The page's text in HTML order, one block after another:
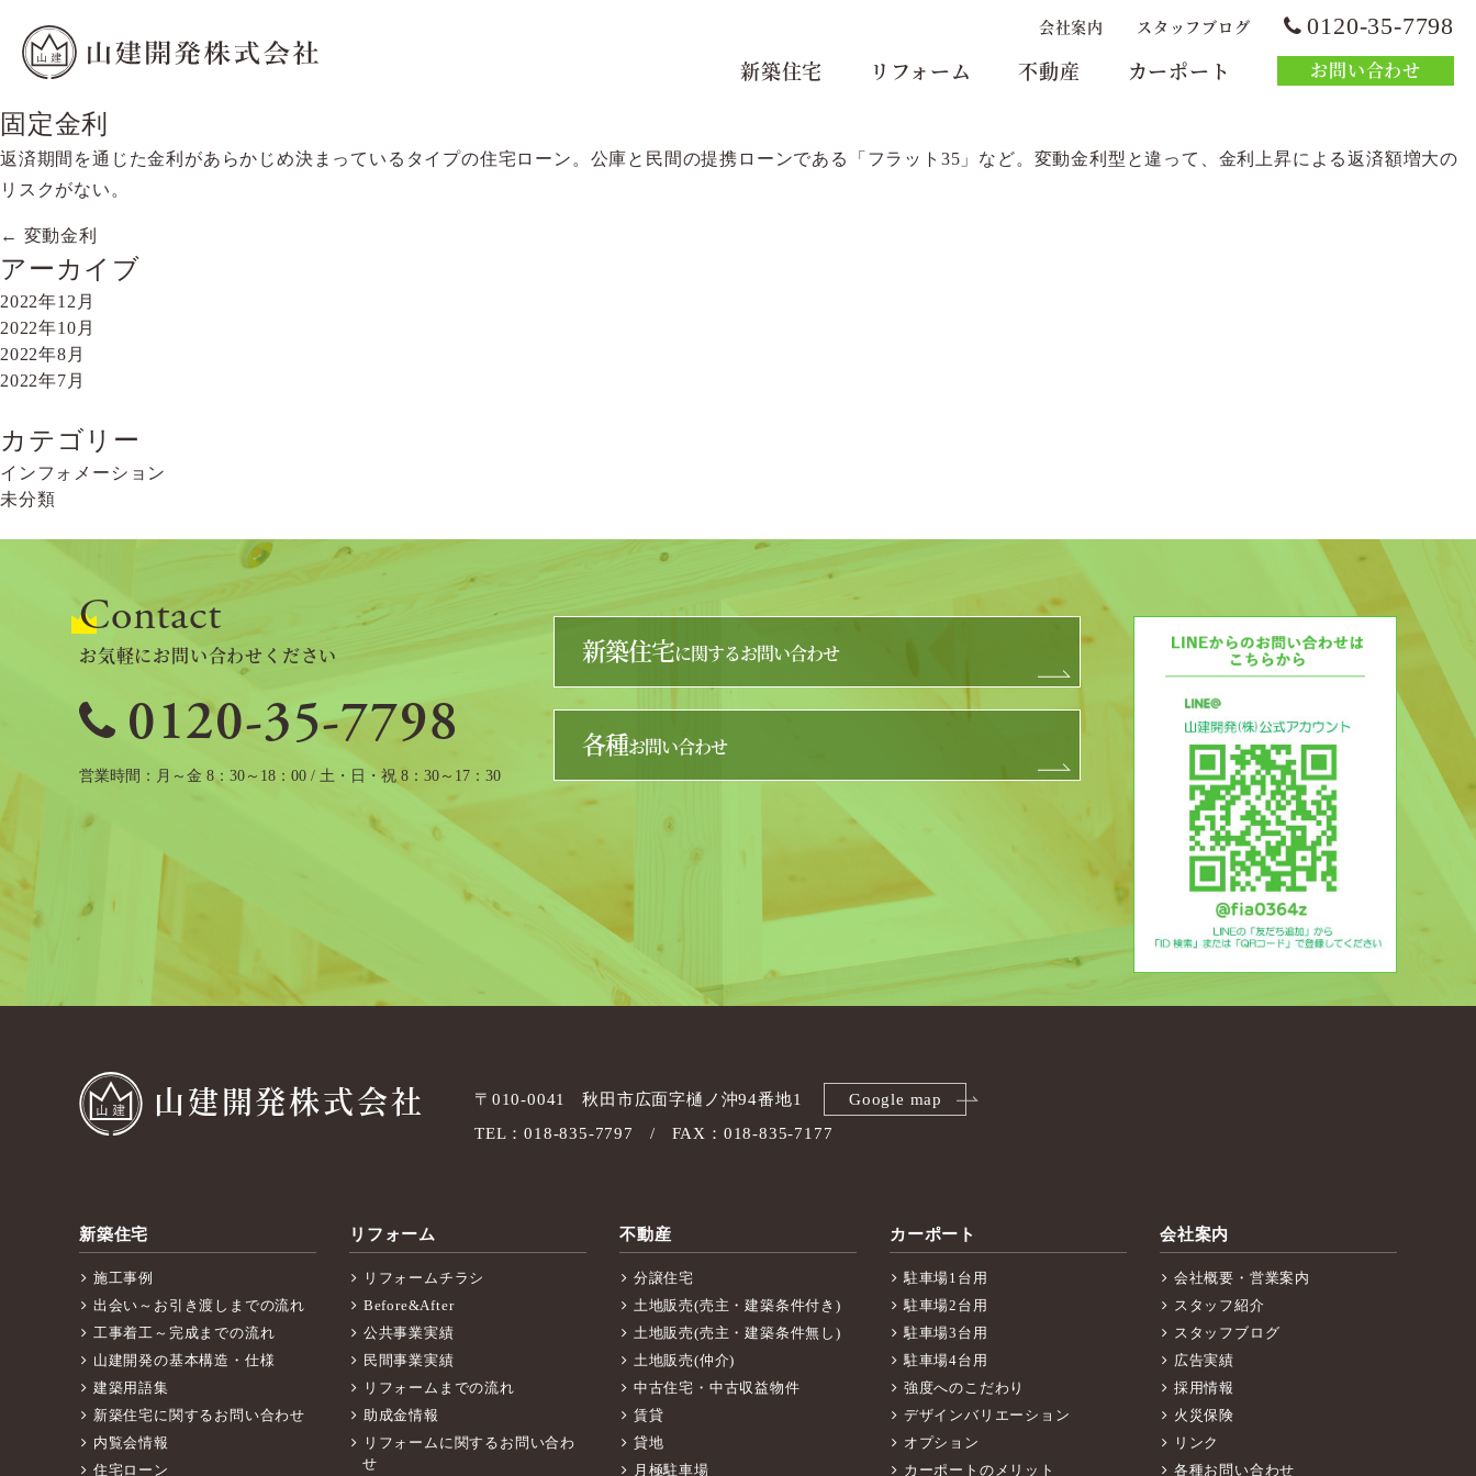
新築住宅 リフォーム 不動産 カーポート お問い合わせ
会社案内 スタッフブログ 0120-35-7798
固定金利
返済期間を通じた金利があらかじめ決まっているタイプの住宅ローン。公庫と民間の提携ローンである「フラット35」など。変動金利型と違って、金利上昇による返済額増大の
リスクがない。
投
稿
ナ
ビ
ー
シ
← 変動金利
アーカイブ
2022年12月
2022年10月
2022年8月
2022年7月
カテゴリー
インフォメーション
未分類
Contact
お気軽にお問い合わせください
0120-35-7798
営業時間 月～金 8：30～18：00 / 土・日・祝 8：30～17：30
新築住宅に関するお問い合わせ
各種お問い合わせ
山建開発株式会社 〒010-0041 秋田市広面字樋ノ沖94番地1
Google map
TEL：018-835-7797
FAX：018-835-7177
新築住宅
施工事例
出会い～お引き渡しまでの流れ
工事着工～完成までの流れ
山建開発の基本構造・仕様
建築用語集
新築住宅に関するお問い合わせ
内覧会情報
住宅ローン
リフォーム
リフォームチラシ
Before&After
公共事業実績
民間事業実績
リフォームまでの流れ
助成金情報
リフォームに関するお問い合わ
せ
不動産
分譲住宅
土地販売(売主・建築条件付き)
土地販売(売主・建築条件無し)
土地販売(仲介)
中古住宅・中古収益物件
賃貸
貸地
月極駐車場
カーポート
駐車場1台用
駐車場2台用
駐車場3台用
駐車場4台用
強度へのこだわり
デザインバリエーション
オプション
カーポートのメリット
会社案内
会社概要・営業案内
スタッフ紹介
スタッフブログ
広告実績
採用情報
火災保険
リンク
各種お問い合わせ